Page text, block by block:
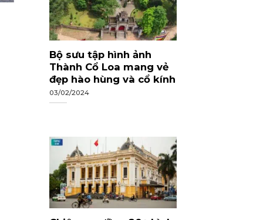
Bộ sưu tập hình ảnh
Thành Cổ Loa mang vẻ
đẹp hào hùng và cổ kính
03/02/2024